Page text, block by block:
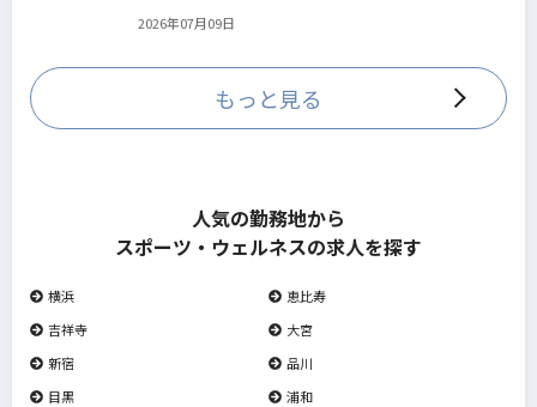
していきます。
2026年07月09日
もっと見る
人気の勤務地から
スポーツ・ウェルネスの求人を探す
横浜
恵比寿
吉祥寺
大宮
新宿
品川
目黒
浦和